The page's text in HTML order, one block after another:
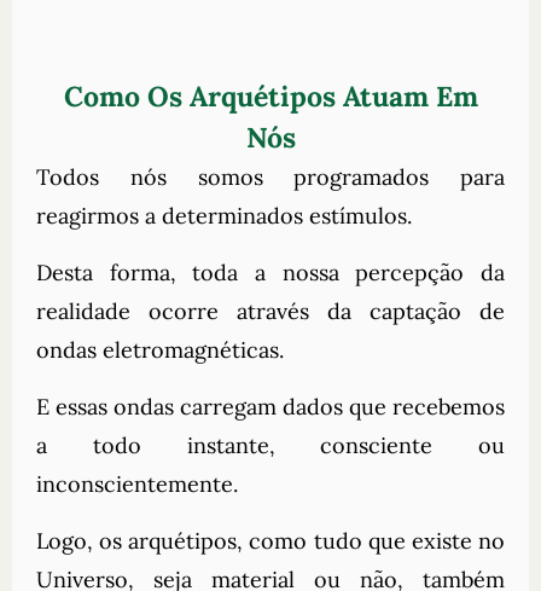
Como Os Arquétipos Atuam Em
Nós
Todos nós somos programados para
reagirmos a determinados estímulos.
Desta forma, toda a nossa percepção da
realidade ocorre através da captação de
ondas eletromagnéticas.
E essas ondas carregam dados que recebemos
a todo instante, consciente ou
inconscientemente.
Logo, os arquétipos, como tudo que existe no
Universo, seja material ou não, também